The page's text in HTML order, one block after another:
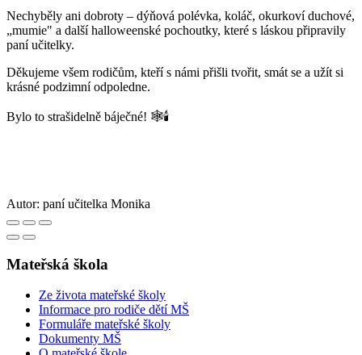
Nechyběly ani dobroty – dýňová polévka, koláč, okurkoví duchové,
„mumie" a další halloweenské pochoutky, které s láskou připravily
paní učitelky.
Děkujeme všem rodičům, kteří s námi přišli tvořit, smát se a užít si
krásné podzimní odpoledne.
Bylo to strašidelně báječné! 🕸️🕯️
Autor: paní učitelka Monika
Mateřská škola
Ze života mateřské školy
Informace pro rodiče dětí MŠ
Formuláře mateřské školy
Dokumenty MŠ